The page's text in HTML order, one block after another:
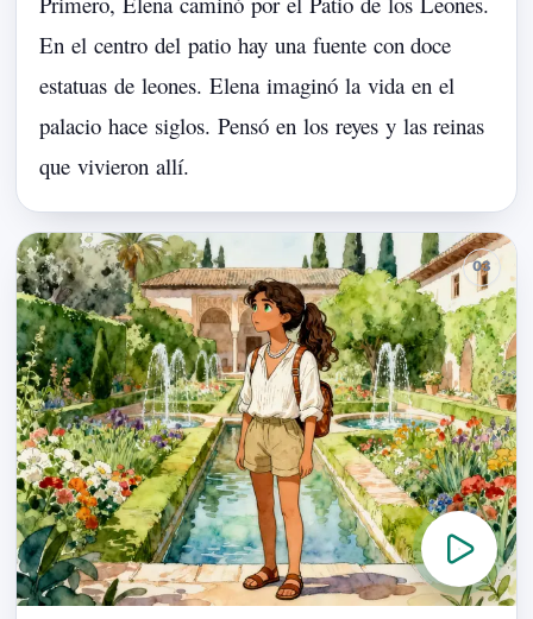
En el centro del patio hay una fuente con doce
estatuas de leones. Elena imaginó la vida en el
palacio hace siglos. Pensó en los reyes y las reinas
que vivieron allí.